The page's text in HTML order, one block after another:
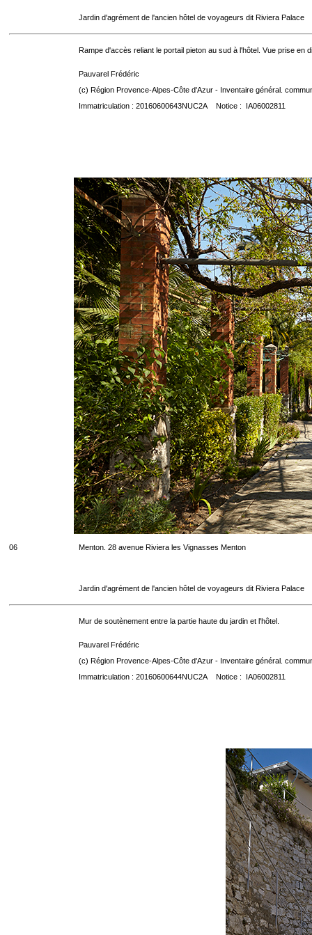
Jardin d'agrément de l'ancien hôtel de voyageurs dit Riviera Palace
Rampe d'accès reliant le portail pieton au sud à l'hôtel. Vue prise en
Pauvarel Frédéric
(c) Région Provence-Alpes-Côte d'Azur - Inventaire général.
Immatriculation : 20160600643NUC2A Notice : IA06002811
06 Menton. 28 avenue Riviera les Vignasses Menton
Jardin d'agrément de l'ancien hôtel de voyageurs dit Riviera Palace
Mur de soutènement entre la partie haute du jardin et l'hôtel.
Pauvarel Frédéric
(c) Région Provence-Alpes-Côte d'Azur - Inventaire général.
Immatriculation : 20160600644NUC2A Notice : IA06002811